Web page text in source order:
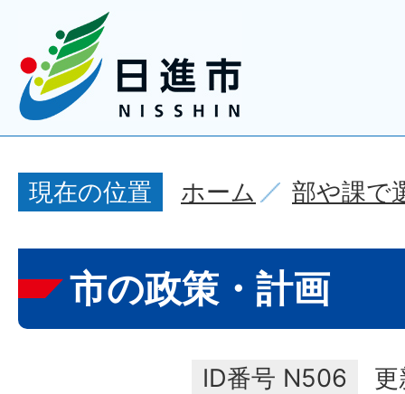
現在の位置 ホーム 部や課で
市の政策・計画
ID番号 N506